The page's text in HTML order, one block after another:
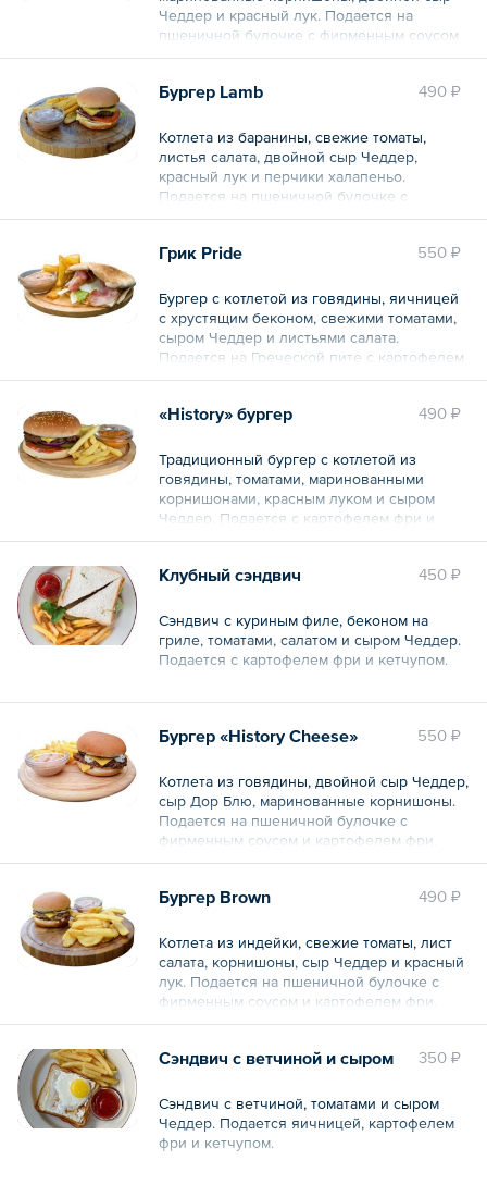
Чеддер и красный лук. Подается на
пшеничной булочке с фирменным соусом
и картофелем фри.
Общий вес – 580 г 490 ₽
Бургер Lamb
Котлета из баранины, свежие томаты,
листья салата, двойной сыр Чеддер,
красный лук и перчики халапеньо.
Подается на пшеничной булочке с
фирменным соусом и картофелем фри.
Общий вес – 380 г 550 ₽
Грик Pride
Бургер с котлетой из говядины, яичницей
с хрустящим беконом, свежими томатами,
сыром Чеддер и листьями салата.
Подается на Греческой пите с картофелем
фри и фирменным соусом.
490 ₽
«History» бургер
Традиционный бургер с котлетой из
говядины, томатами, маринованными
корнишонами, красным луком и сыром
Чеддер. Подается с картофелем фри и
фирменным соусом.
Общий вес – 430 г 450 ₽
Клубный сэндвич
Сэндвич с куриным филе, беконом на
гриле, томатами, салатом и сыром Чеддер.
Подается с картофелем фри и кетчупом.
550 ₽
Бургер «History Cheese»
Котлета из говядины, двойной сыр Чеддер,
сыр Дор Блю, маринованные корнишоны.
Подается на пшеничной булочке с
фирменным соусом и картофелем фри.
490 ₽
Бургер Brown
Котлета из индейки, свежие томаты, лист
салата, корнишоны, сыр Чеддер и красный
лук. Подается на пшеничной булочке с
фирменным соусом и картофелем фри.
350 ₽
Сэндвич с ветчиной и сыром
Сэндвич с ветчиной, томатами и сыром
Чеддер. Подается яичницей, картофелем
фри и кетчупом.